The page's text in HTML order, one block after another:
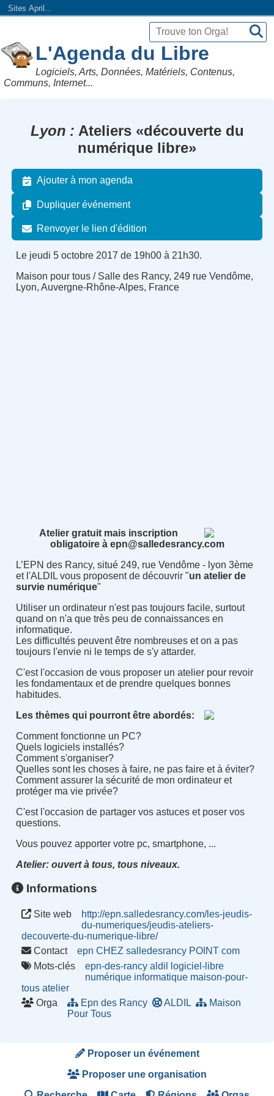
Sites April...
L'Agenda du Libre
Logiciels, Arts, Données, Matériels, Contenus,
Communs, Internet...
Lyon
Ateliers «découverte du
numérique libre»
Ajouter à mon agenda
Dupliquer événement
Renvoyer le lien d'édition
Le jeudi 5 octobre 2017 de 19h00 à 21h30.
Maison pour tous / Salle des Rancy, 249 rue Vendôme,
Lyon, Auvergne-Rhône-Alpes, France
Atelier gratuit mais inscription
obligatoire à epn@salledesrancy.com
L’EPN des Rancy, situé 249, rue Vendôme - lyon 3ème
et l'ALDIL vous proposent de découvrir "un atelier de
survie numérique"
Utiliser un ordinateur n'est pas toujours facile, surtout
quand on n'a que très peu de connaissances en
informatique.
Les difficultés peuvent être nombreuses et on a pas
toujours l'envie ni le temps de s'y attarder.
C'est l'occasion de vous proposer un atelier pour revoir
les fondamentaux et de prendre quelques bonnes
habitudes.
Les thèmes qui pourront être abordés:
Comment fonctionne un PC?
Quels logiciels installés?
Comment s'organiser?
Quelles sont les choses à faire, ne pas faire et à éviter?
Comment assurer la sécurité de mon ordinateur et
protéger ma vie privée?
C'est l'occasion de partager vos astuces et poser vos
questions.
Vous pouvez apporter votre pc, smartphone, ...
Atelier: ouvert à tous, tous niveaux.
Informations
Site web
http://epn.salledesrancy.com/les-jeudis-
du-numeriques/jeudis-ateliers-
decouverte-du-numerique-libre/
Contact
epn CHEZ salledesrancy POINT com
Mots-clés
epn-des-rancy aldil
logiciel-libre
numérique informatique maison-pour-
tous atelier
Orga
Epn des Rancy ALDIL
Maison
Pour Tous
Proposer un événement
Proposer une organisation